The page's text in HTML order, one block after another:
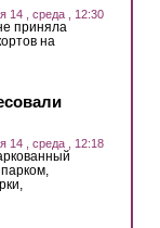
14 , среда , 12:30
приняла
на
14 , среда , 12:18